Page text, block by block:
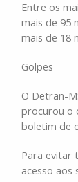
Entre os
mais de 95
mais de 18
Golpes
O Detran-
procurou o
boletim de
Para evitar
acesso aos